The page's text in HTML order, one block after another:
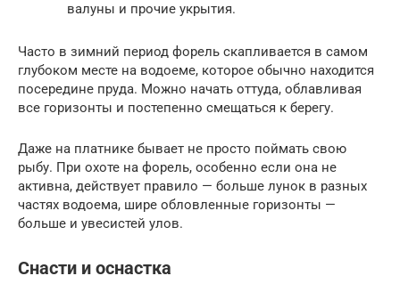
валуны и прочие укрытия.
Часто в зимний период форель скапливается в самом
глубоком месте на водоеме, которое обычно находится
посередине пруда. Можно начать оттуда, облавливая
все горизонты и постепенно смещаться к берегу.
Даже на платнике бывает не просто поймать свою
рыбу. При охоте на форель, особенно если она не
активна, действует правило — больше лунок в разных
частях водоема, шире обловленные горизонты —
больше и увесистей улов.
Снасти и оснастка